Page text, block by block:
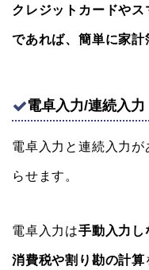
クレジットカードや
であれば、簡単に家計
電卓入力/連続入力
電卓入力と連続入力
らせます。
電卓入力は手動入力し
消費税や割り勘の計算